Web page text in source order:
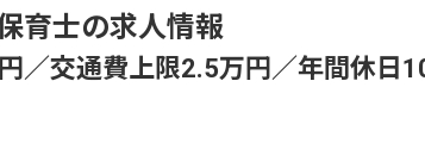
育士の求人情報
／交通費上限2.5万円／年間休日